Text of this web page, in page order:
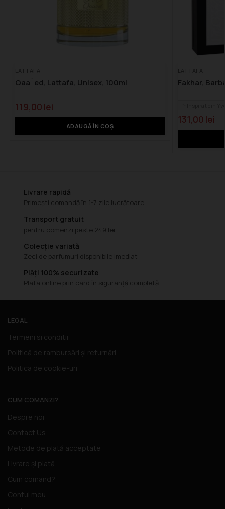
Qaa`ed, Lattafa, Unisex, 100ml
119,00 lei
ADAUGĂ ÎN COȘ
Fakhar,
131,00 lei
Livrare rapidă
Primești comandă în 1-7 zile lucrătoare
Transport gratuit
pentru comenzi peste 249 lei
Colecție variată
Zeci de parfumuri disponibile imediat
Plăți 100% securizate
Plata online prin card în siguranță completă
LEGAL
Termeni si conditii
Politică de rambursări și returnări
Politica de cookie-uri
CUM COMANZI?
Despre noi
Contact Us
Metode de plată acceptate
Livrare și plată
Cum comand?
Contul meu